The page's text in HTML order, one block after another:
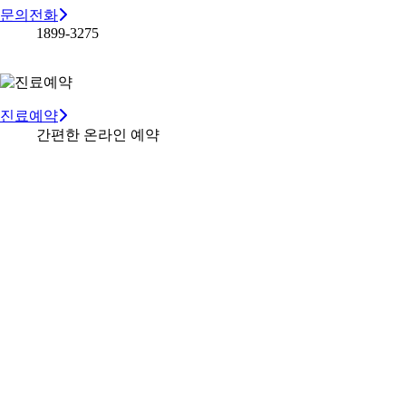
문의전화
1899-3275
진료예약
간편한 온라인 예약